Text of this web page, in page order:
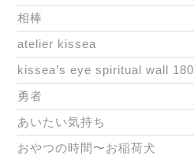
相棒
atelier kissea
kissea’s eye spiritual wall 180
勇者
あいたい気持ち
おやつの時間〜お稲荷犬